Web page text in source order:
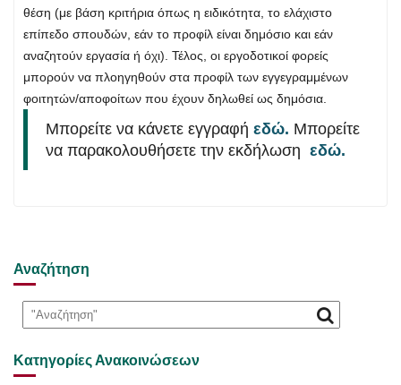
θέση (με βάση κριτήρια όπως η ειδικότητα, το ελάχιστο
επίπεδο σπουδών, εάν το προφίλ είναι δημόσιο και εάν
αναζητούν εργασία ή όχι). Τέλος, οι εργοδοτικοί φορείς
μπορούν να πλοηγηθούν στα προφίλ των εγγεγραμμένων
φοιτητών/αποφοίτων που έχουν δηλωθεί ως δημόσια.
Μπορείτε να κάνετε εγγραφή εδώ. Μπορείτε
να παρακολουθήσετε την εκδήλωση εδώ.
Αναζήτηση
Κατηγορίες Ανακοινώσεων